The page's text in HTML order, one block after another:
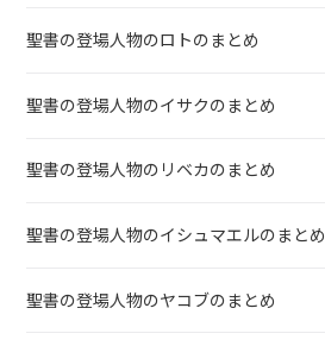
聖書の登場人物のロトのまとめ
聖書の登場人物のイサクのまとめ
聖書の登場人物のリベカのまとめ
聖書の登場人物のイシュマエルのまとめ
聖書の登場人物のヤコブのまとめ